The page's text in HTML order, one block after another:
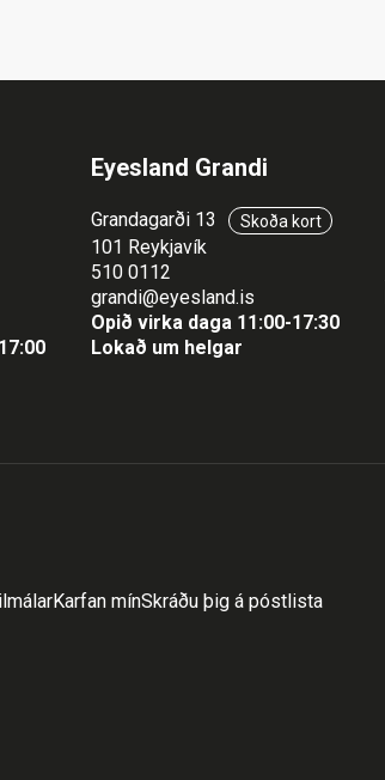
Eyesland Grandi
Grandagarði 13 Skoða kort
101 Reykjavík
510 0112
grandi@eyesland.is
Opið virka daga 11 :00-17:30
Lokað um helgar
Karfan mínSkráðu þig á póstlista